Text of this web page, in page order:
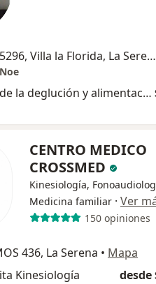
Girasoles #5296, Villa la Florida, La Serena
Evaluación de la deglución y alimentación oral
CENTRO MEDICO
CROSSMED
Kinesiología,
Medicina familiar · Ver
150 opiniones
436, La Serena • Mapa
Kinesiología
desde